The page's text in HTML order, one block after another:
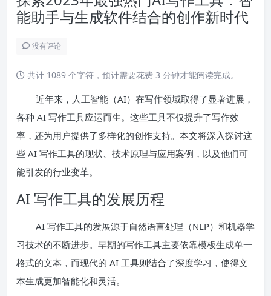
能助手与生成软件结合的创作新时代
没有评论
共计 1089 个字符，预计需要花费 3 分钟才能阅读完成。
近年来，人工智能（AI）在写作领域取得了显著进展，
各种 AI 写作工具应运而生。这些工具不仅提升了写作效
率，还为用户提供了多样化的创作支持。本文将深入探讨这
些 AI 写作工具的现状、技术原理与应用案例，以及他们可
能引发的行业变革。
AI 写作工具的发展历程
AI 写作工具的发展源于自然语言处理（NLP）和机器学
习技术的不断进步。早期的写作工具主要依靠模板生成单一
格式的文本，而现代的 AI 工具则结合了深度学习，使得文
本生成更加智能化和灵活。